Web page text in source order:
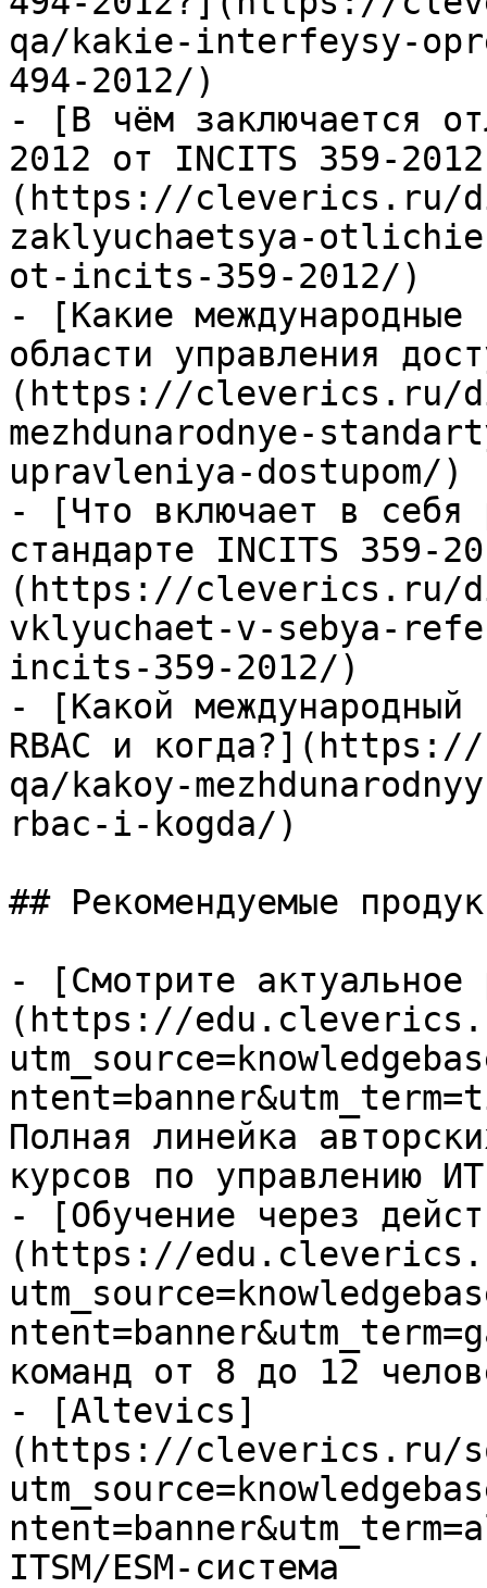
qa/kakie-interfeysy-
494-2012/)
- [В чём заключается
2012 от INCITS 359-
(https://cleverics.ru/
zaklyuchaetsya-
ot-incits-359-2012/)
- [Какие международные
области управления
(https://cleverics.ru/
mezhdunarodnye-
upravleniya-dostupom/)
- [Что включает в себя
стандарте INCITS 359-
(https://cleverics.ru/
vklyuchaet-v-sebya-
incits-359-2012/)
- [Какой международный
RBAC и
qa/kakoy-
rbac-i-kogda/)
## Рекомендуемые
- [Смотрите актуальное
(https://
Полная линейка
курсов по управлению ИТ
- [Обучение через
(https://
команд от 8 до 12
- [Altevics]
(https://cleverics.ru/
ITSM/ESM-система